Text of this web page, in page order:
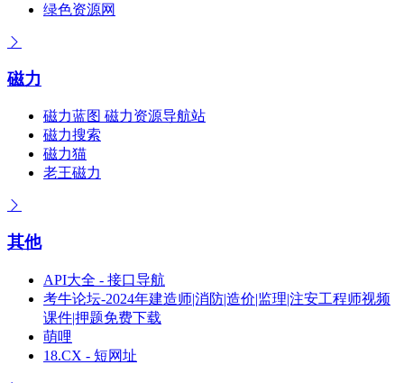
绿色资源网
磁力
磁力蓝图 磁力资源导航站
磁力搜索
磁力猫
老王磁力
其他
API大全 - 接口导航
考牛论坛-2024年建造师|消防|造价|监理|注安工程师视频
课件|押题免费下载
萌哩
18.CX - 短网址